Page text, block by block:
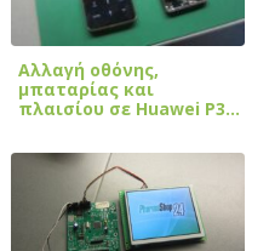
Αλλαγή οθόνης,
μπαταρίας και
πλαισίου σε Huawei P30